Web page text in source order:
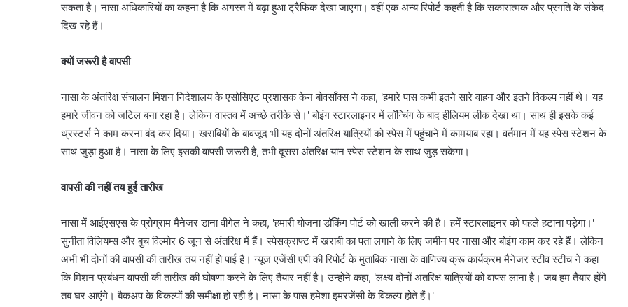
सकता है। नासा अधिकारियों का कहना है कि अगस्त में बढ़ा हुआ ट्रैफिक देखा जाएगा। वहीं एक अन्य रिपोर्ट कहती है कि सकारात्मक और प्रगति के संकेद
दिख रहे हैं।
क्यों जरूरी है वापसी
नासा के अंतरिक्ष संचालन मिशन निदेशालय के एसोसिएट प्रशासक केन बोवर्सॉक्स ने कहा, 'हमारे पास कभी इतने सारे वाहन और इतने विकल्प नहीं थे। यह
हमारे जीवन को जटिल बना रहा है। लेकिन वास्तव में अच्छे तरीके से।' बोइंग स्टारलाइनर में लॉन्चिंग के बाद हीलियम लीक देखा था। साथ ही इसके कई
थ्रस्टर्स ने काम करना बंद कर दिया। खराबियों के बावजूद भी यह दोनों अंतरिक्ष यात्रियों को स्पेस में पहुंचाने में कामयाब रहा। वर्तमान में यह स्पेस स्टेशन के
साथ जुड़ा हुआ है। नासा के लिए इसकी वापसी जरूरी है, तभी दूसरा अंतरिक्ष यान स्पेस स्टेशन के साथ जुड़ सकेगा।
वापसी की नहीं तय हुई तारीख
नासा में आईएसएस के प्रोग्राम मैनेजर डाना वीगेल ने कहा, 'हमारी योजना डॉकिंग पोर्ट को खाली करने की है। हमें स्टारलाइनर को पहले हटाना पड़ेगा।'
सुनीता विलियम्स और बुच विल्मोर 6 जून से अंतरिक्ष में हैं। स्पेसक्राफ्ट में खराबी का पता लगाने के लिए जमीन पर नासा और बोइंग काम कर रहे हैं। लेकिन
अभी भी दोनों की वापसी की तारीख तय नहीं हो पाई है। न्यूज एजेंसी एपी की रिपोर्ट के मुताबिक नासा के वाणिज्य क्रू कार्यक्रम मैनेजर स्टीव स्टीच ने कहा
कि मिशन प्रबंधन वापसी की तारीख की घोषणा करने के लिए तैयार नहीं है। उन्होंने कहा, 'लक्ष्य दोनों अंतरिक्ष यात्रियों को वापस लाना है। जब हम तैयार होंगे
तब घर आएंगे। बैकअप के विकल्पों की समीक्षा हो रही है। नासा के पास हमेशा इमरजेंसी के विकल्प होते हैं।'